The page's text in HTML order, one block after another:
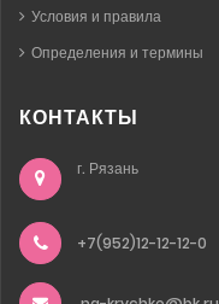
Условия и правила
Определения и термины
КОНТАКТЫ
г. Рязань
+7(952)12-12-12-0